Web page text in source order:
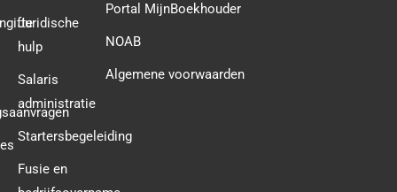
Juridische
hulp
Salaris
administratie
Startersbegeleiding
Fusie en
Portal MijnBoekhouder
NOAB
Algemene voorwaarden